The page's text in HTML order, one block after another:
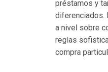
préstamos y
diferenciados.
a nivel sobre
reglas
compra
н
к
а
з
и